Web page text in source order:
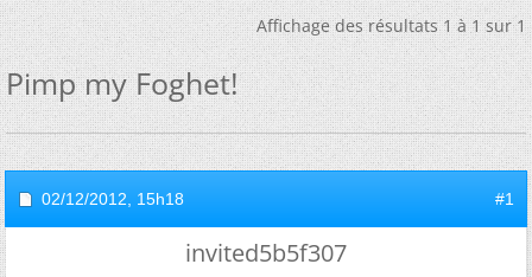
Affichage des résultats 1 à 1 sur 1
Pimp my Foghet!
02/12/2012, 15h18 #1
invited5b5f307